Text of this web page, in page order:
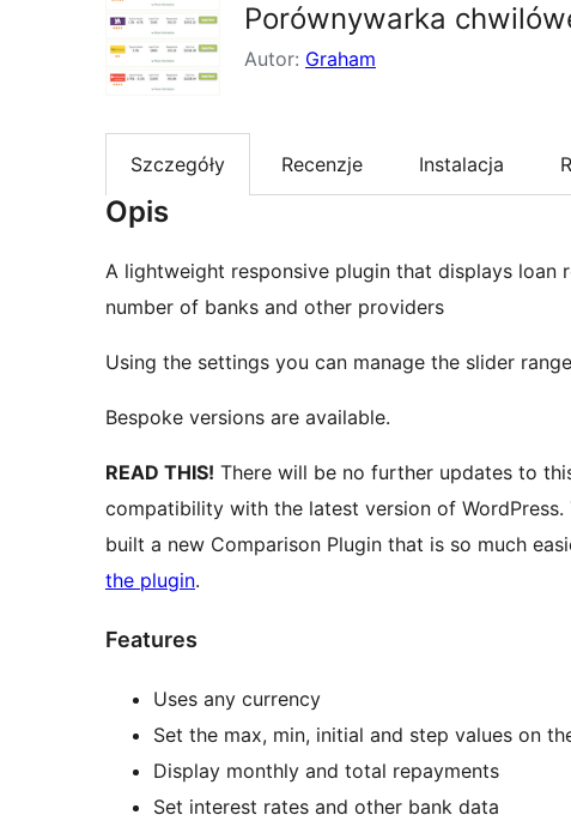
Porównywarka
Autor: Graham
Szczegóły Recenzje Instalacja
Opis
A lightweight responsive plugin that displays loan
number of banks and other providers
Using the settings you can manage the slider
Bespoke versions are available.
READ THIS! There will be no further updates to
compatibility with the latest version of
built a new Comparison Plugin that is so much
the plugin.
Features
Uses any currency
Set the max, min, initial and step values on
Display monthly and total repayments
Set interest rates and other bank data